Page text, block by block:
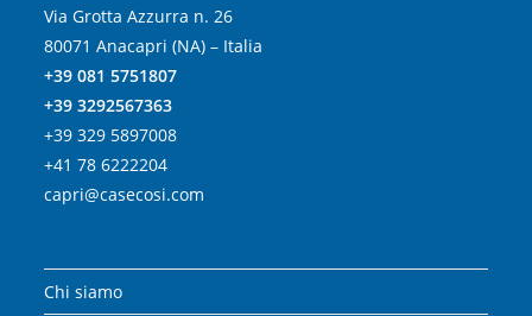
Via Grotta Azzurra n. 26
80071 Anacapri (NA) – Italia
+39 081 5751807
+39 3292567363
+39 329 5897008
+41 78 6222204
capri@casecosi.com
Chi siamo